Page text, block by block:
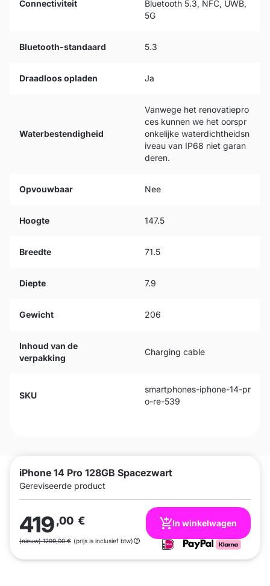
iPhone 14 Pro 128GB Spacezwart
Gereviseerde product
419,00 €
(nieuw) 1299,00 € (prijs is inclusief btw)
In winkelwagen
Connectiviteit
Bluetooth 5.3, NFC, UWB,
5G
Bluetooth-standaard 5.3
Draadloos opladen Ja
Waterbestendigheid
Vanwege het renovatiepro
ces kunnen we het oorspr
onkelijke waterdichtheidsn
iveau van IP68 niet garan
deren.
Opvouwbaar Nee
Hoogte 147.5
Breedte 71.5
Diepte 7.9
Gewicht 206
Inhoud van de
verpakking
Charging cable
SKU
smartphones-iphone-14-pr
o-re-539